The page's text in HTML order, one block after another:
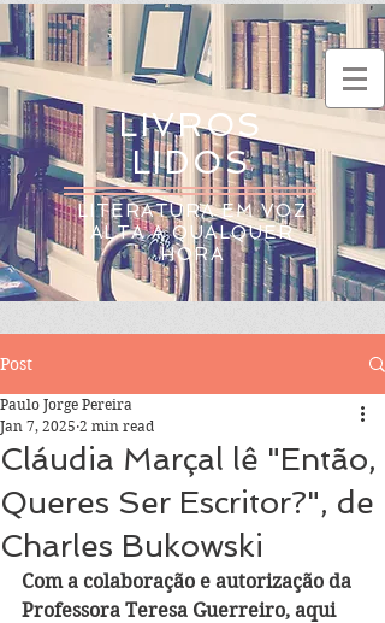
LIVROS
LIDOS
LITERATURA EM VOZ
ALTA A QUALQUER
HORA
Post
Cláudia Marçal lê "Então,
Queres Ser Escritor?", de
Charles Bukowski
Paulo Jorge Pereira
Jan 7, 2025 2 min read
Com a colaboração e autorização da
Professora Teresa Guerreiro, aqui